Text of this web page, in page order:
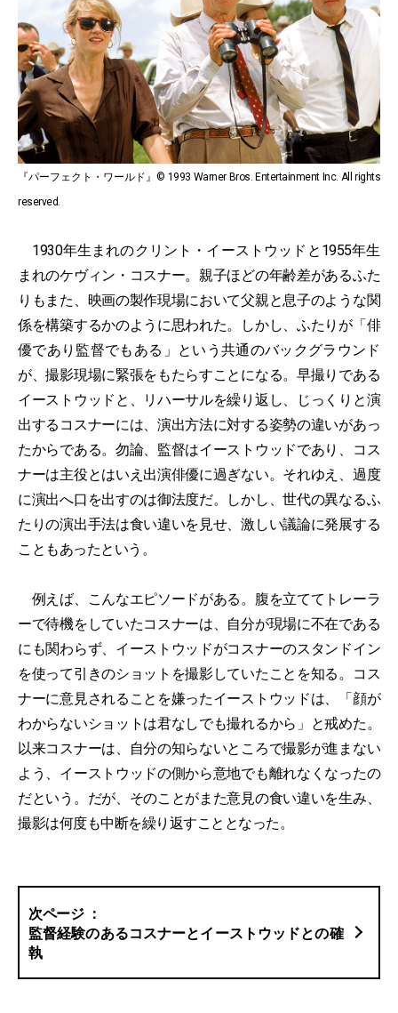
『パーフェクト・ワールド』© 1993 Warner Bros. Entertainment Inc. All rights
reserved.
1930年生まれのクリント・イーストウッドと1955年生
まれのケヴィン・コスナー。親子ほどの年齢差があるふた
りもまた、映画の製作現場において父親と息子のような関
係を構築するかのように思われた。しかし、ふたりが「俳
優であり監督でもある」という共通のバックグラウンド
が、撮影現場に緊張をもたらすことになる。早撮りである
イーストウッドと、リハーサルを繰り返し、じっくりと演
出するコスナーには、演出方法に対する姿勢の違いがあっ
たからである。勿論、監督はイーストウッドであり、コス
ナーは主役とはいえ出演俳優に過ぎない。それゆえ、過度
に演出へ口を出すのは御法度だ。しかし、世代の異なるふ
たりの演出手法は食い違いを見せ、激しい議論に発展する
こともあったという。
例えば、こんなエピソードがある。腹を立ててトレーラ
ーで待機をしていたコスナーは、自分が現場に不在である
にも関わらず、イーストウッドがコスナーのスタンドイン
を使って引きのショットを撮影していたことを知る。コス
ナーに意見されることを嫌ったイーストウッドは、「顔が
わからないショットは君なしでも撮れるから」と戒めた。
以来コスナーは、自分の知らないところで撮影が進まない
よう、イーストウッドの側から意地でも離れなくなったの
だという。だが、そのことがまた意見の食い違いを生み、
撮影は何度も中断を繰り返すこととなった。
監督経験のあるコスナーとイーストウッドとの確
執